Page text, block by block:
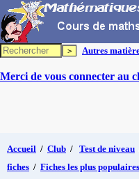
Autres
Merci de vous connecter au
Accueil / Club / Test de niveau
fiches / Fiches les plus populaires